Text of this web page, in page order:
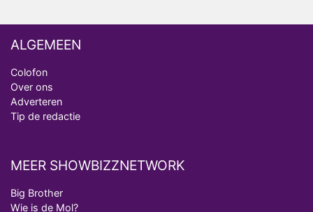
ALGEMEEN
Colofon
Over ons
Adverteren
Tip de redactie
MEER SHOWBIZZNETWORK
Big Brother
Wie is de Mol?